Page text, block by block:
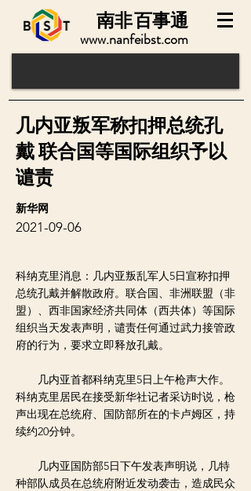
www.nanfeibst.com
百事通
南非
科纳克里消息：几内亚叛乱军人5日宣称扣押
总统孔戴并解散政府。联合国、非洲联盟（非
盟）、西非国家经济共同体（西共体）等国际
组织当天发表声明，谴责任何通过武力接管政
府的行为，要求立即释放孔戴。
几内亚首都科纳克里5日上午枪声大作。
科纳克里居民在接受新华社记者采访时说，枪
声出现在总统府、国防部所在的卡卢姆区，持
续约20分钟。
几内亚国防部5日下午发表声明说，几特
种部队成员在总统府附近发动袭击，造成民众
新华网
2021-09-06
几内亚叛军称扣押总统孔
戴 联合国等国际组织予以
谴责